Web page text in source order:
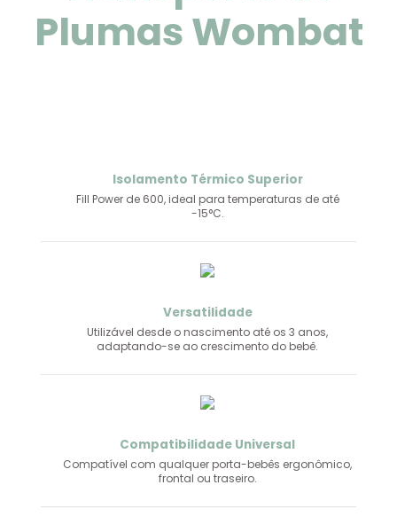
Transporte de
Fill Power de 600, ideal para temperaturas de até
Utilizável desde o nascimento até os 3 anos,
Compatível com qualquer porta-bebês ergonômico,